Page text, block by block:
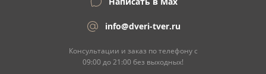
info@dveri-tver.ru
Консультации и заказ по телефону с
09:00 до 21:00 без выходных!